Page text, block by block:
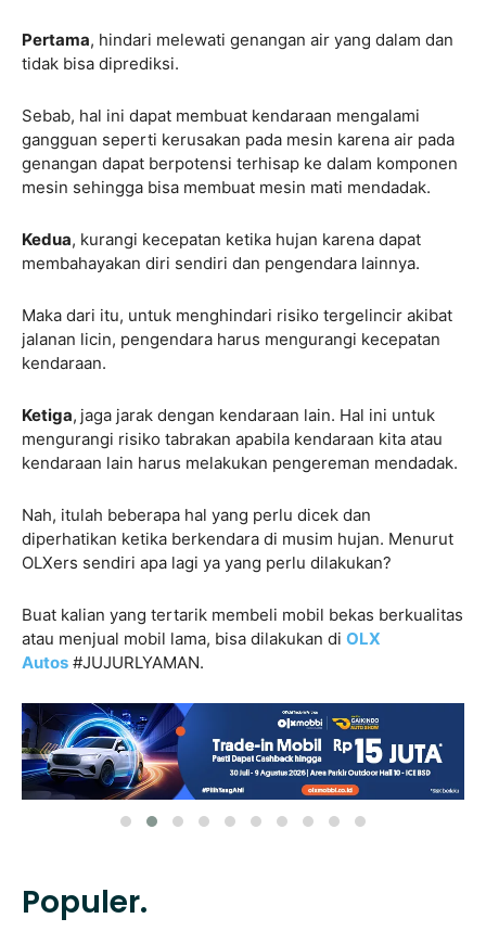
Pertama, hindari melewati genangan air yang dalam dan
tidak bisa diprediksi.
Sebab, hal ini dapat membuat kendaraan mengalami
gangguan seperti kerusakan pada mesin karena air pada
genangan dapat berpotensi terhisap ke dalam komponen
mesin sehingga bisa membuat mesin mati mendadak.
Kedua, kurangi kecepatan ketika hujan karena dapat
membahayakan diri sendiri dan pengendara lainnya.
Maka dari itu, untuk menghindari risiko tergelincir akibat
jalanan licin, pengendara harus mengurangi kecepatan
kendaraan.
Ketiga, jaga jarak dengan kendaraan lain. Hal ini untuk
mengurangi risiko tabrakan apabila kendaraan kita atau
kendaraan lain harus melakukan pengereman mendadak.
Nah, itulah beberapa hal yang perlu dicek dan
diperhatikan ketika berkendara di musim hujan. Menurut
OLXers sendiri apa lagi ya yang perlu dilakukan?
Buat kalian yang tertarik membeli mobil bekas berkualitas
atau menjual mobil lama, bisa dilakukan di OLX
Autos #JUJURLYAMAN.
Populer.